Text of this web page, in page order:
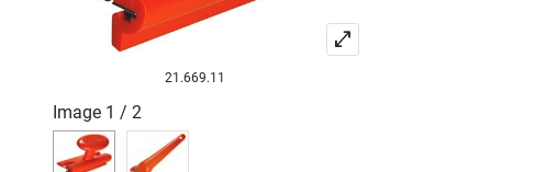
21.669.11
Image 1 / 2